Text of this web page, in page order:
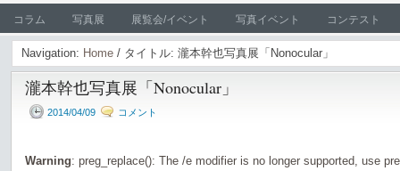
コラム 写真展 展覧会/イベント 写真イベント コンテスト
Navigation: Home / タイトル: 瀧本幹也写真展「Nonocular」
瀧本幹也写真展「Nonocular」
2014/04/09 コメント
Warning: preg_replace(): The /e modifier is no longer supported, use